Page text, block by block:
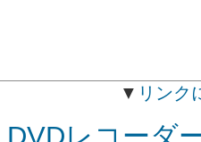
▼ リンク